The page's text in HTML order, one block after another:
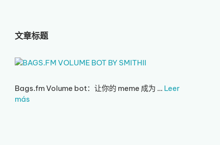
文章标题
Bags.fm Volume bot：让你的 meme 成为 … Leer
más